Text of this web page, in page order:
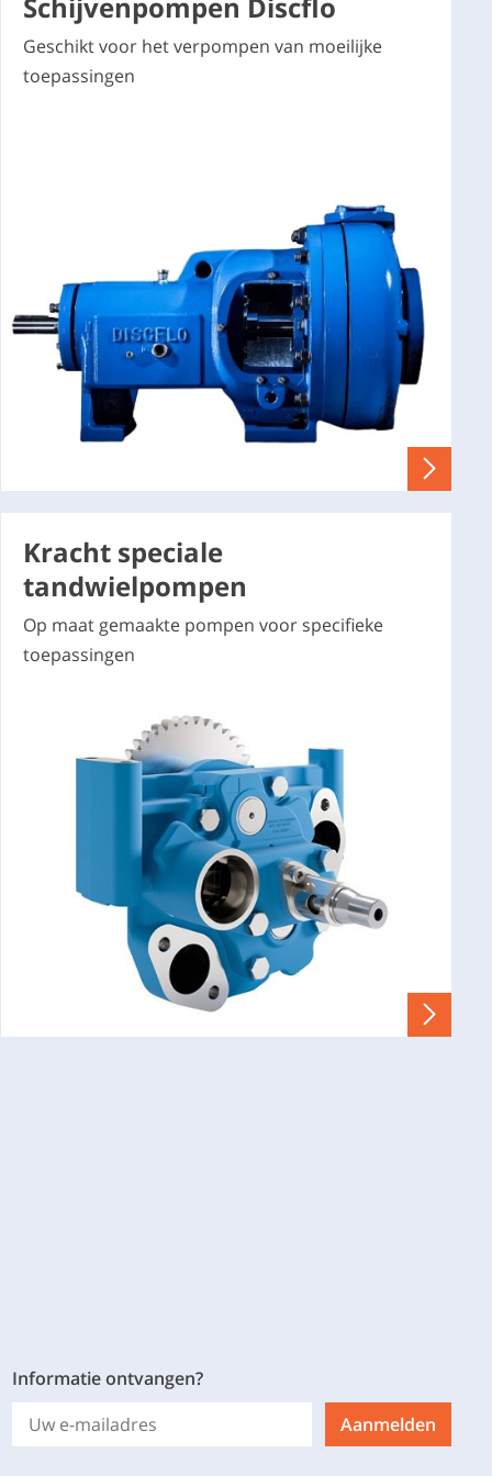
Schijvenpompen Discflo
Geschikt voor het verpompen van moeilijke
toepassingen
Kracht speciale
tandwielpompen
Op maat gemaakte pompen voor specifieke
toepassingen
Informatie ontvangen?
Aanmelden